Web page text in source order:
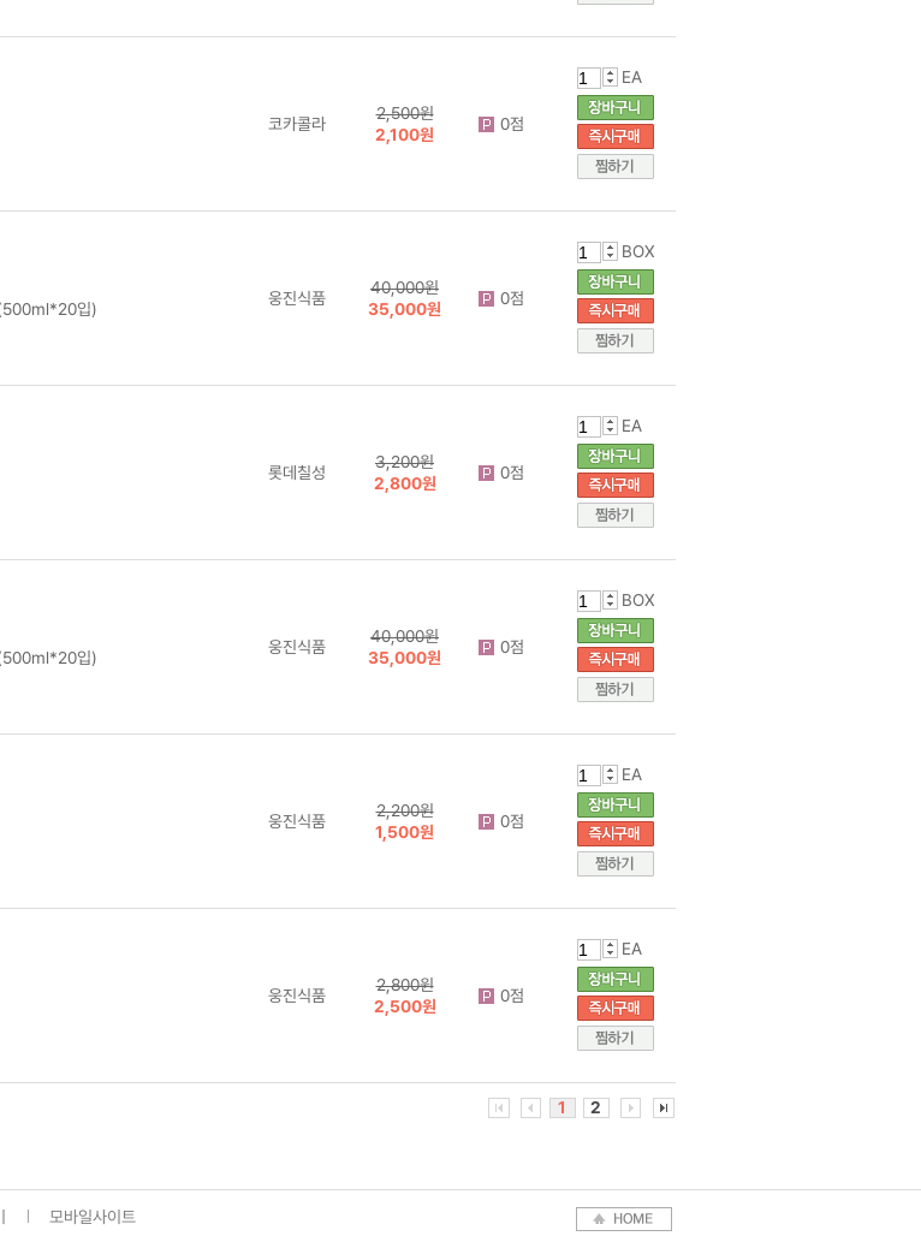
코카콜라
2,500원
2,100원
0점
EA
(500ml*20입)
웅진식품
40,000원
35,000원
0점
BOX
롯데칠성
3,200원
2,800원
0점
EA
(500ml*20입)
웅진식품
40,000원
35,000원
0점
BOX
웅진식품
2,200원
1,500원
0점
EA
웅진식품
2,800원
2,500원
0점
EA
1 2
모바일사이트